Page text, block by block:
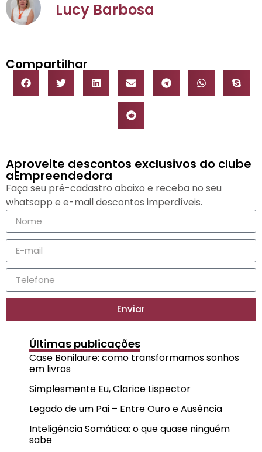
Lucy Barbosa
Compartilhar
Aproveite descontos exclusivos do clube
aEmpreendedora
Faça seu pré-cadastro abaixo e receba no seu
whatsapp e e-mail descontos imperdíveis.
Enviar
Últimas publicações
Case Bonilaure: como transformamos sonhos
em livros
Simplesmente Eu, Clarice Lispector
Legado de um Pai – Entre Ouro e Ausência
Inteligência Somática: o que quase ninguém
sabe